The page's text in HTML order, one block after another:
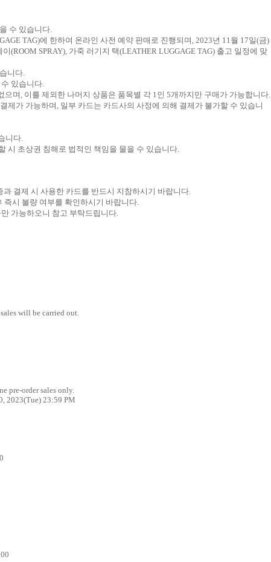
수 있습니다.
TAG)에 한하여 온라인 사전 예약 판매로 진행되며 , 2023년 11월 17일(금)
이(ROOM SPRAY), 가죽 러기지 택(LEATHER LUGGAGE TAG) 출고 일정에 맞
니다.
있습니다.
으며 , 이를 제외한 나머지 상품은 품목별 각 1인 5개까지만 구매가 가능합니다.
제가 가능하며 , 일부 카드는 카드사의 사정에 의해 결제가 불가할 수 있습니
니다.
시 초상권 침해로 법적인 책임을 물을 수 있습니다.
과 결제 시 사용한 카드를 반드시 지참하시기 바랍니다.
즉시 불량 여부를 확인하시기 바랍니다.
가능하오니 참고 부탁드립니다.
will be carried out.
pre-order sales only.
2023(Tue) 23:59 PM